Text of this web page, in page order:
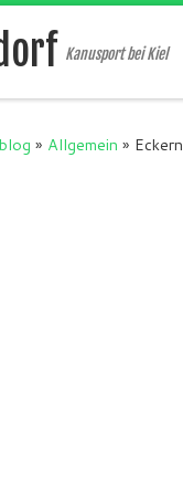
Kanusport bei Kiel
blog » Allgemein »